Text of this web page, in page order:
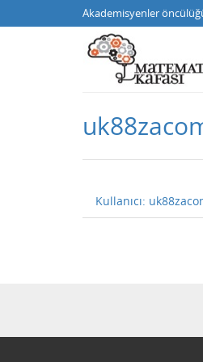
Akademisyenler
Kullanıcı: